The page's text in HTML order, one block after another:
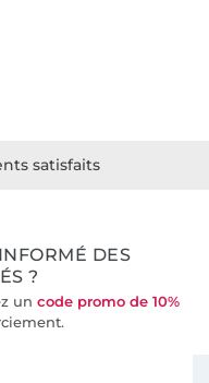
DES
?
un code promo de 10%